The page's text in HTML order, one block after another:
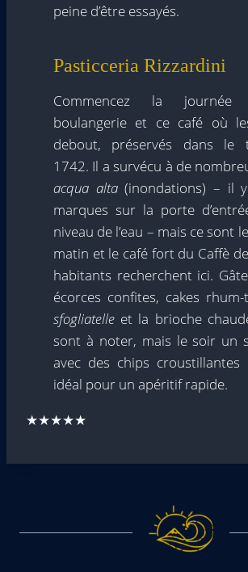
peine d’être essayés.
Pasticceria Rizzardini
Commencez la
boulangerie et ce café où
debout, préservés dans le
1742. Il a survécu à de
acqua alta(inondations) – il
marques sur la porte
niveau de l’eau – mais ce sont
matin et le café fort du Caffè
habitants recherchent ici.
écorces confites, cakes
sfogliatelle et la brioche
sont à noter, mais le soir un
avec des chips croustillantes
idéal pour un apéritif rapide.
★★★★★